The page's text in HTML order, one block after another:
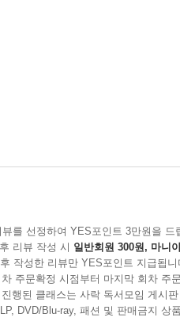
를 선정하여 YES포인트 3만원을 드
리뷰 작성 시 일반회원 300원, 마니
작성한 리뷰만 YES포인트 지급됩니
주문확정 시점부터 마지막 회차 주
행된 클래스는 사락 독서모임 게시
DVD/Blu-ray, 패션 및 판매금지 상